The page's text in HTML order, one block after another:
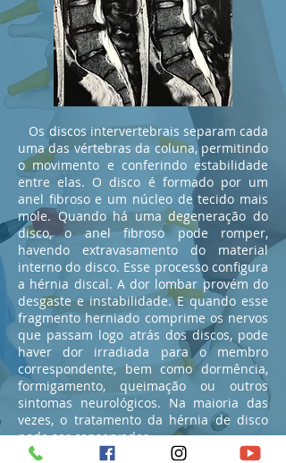
Os discos intervertebrais separam cada
uma das vértebras da coluna, permitindo
o movimento e conferindo estabilidade
entre elas. O disco é formado por um
anel fibroso e um núcleo de tecido mais
mole. Quando há uma degeneração do
disco, o anel fibroso pode romper,
havendo extravasamento do material
interno do disco. Esse processo configura
a hérnia discal. A dor lombar provém do
desgaste e instabilidade. E quando esse
fragmento herniado comprime os nervos
que passam logo atrás dos discos, pode
haver dor irradiada para o membro
correspondente, bem como dormência,
formigamento, queimação ou outros
sintomas neurológicos. Na maioria das
vezes, o tratamento da hérnia de disco
pode ser conservador.